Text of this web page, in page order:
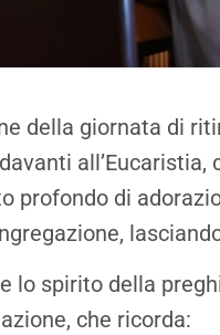
della giornata di
profondo di
lo spirito della
che ricorda: